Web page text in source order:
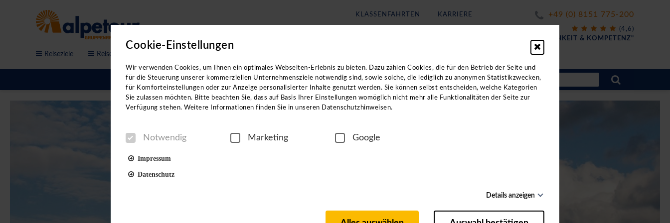
KLASSENFAHRTEN KARRIERE +49 (0) 8151 775-200
(4,6)
"FREUNDLICHKEIT & KOMPETENZ"
Reiseziele Reisethemen
X
Sichern Sie sich jetzt den exklusiven Zugang zu unseren digitalen
Workshops!
Sie sind auf der Suche nach neuen Reisezielen? In unseren ca. einstündigen
Videovorträgen erhalten Sie:
- direkte Kontakte in der jeweiligen Region
- eine Menge Insidertipps
Cookie-Einstellungen
Wir verwenden Cookies, um Ihnen ein optimales Webseiten-Erlebnis zu bieten. Dazu zählen Cookies, die für den Betrieb der Seite und
für die Steuerung unserer kommerziellen Unternehmensziele notwendig sind, sowie solche, die lediglich zu anonymen Statistikzwecken,
für Komforteinstellungen oder zur Anzeige personalisierter Inhalte genutzt werden. Sie können selbst entscheiden, welche Kategorien
Sie zulassen möchten. Bitte beachten Sie, dass auf Basis Ihrer Einstellungen womöglich nicht mehr alle Funktionalitäten der Seite zur
Verfügung stehen. Weitere Informationen finden Sie in unseren Datenschutzhinweisen.
Notwendig Marketing Google
Impressum
Datenschutz
Details anzeigen